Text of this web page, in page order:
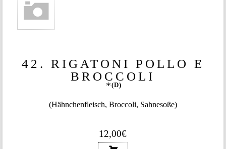
42. RIGATONI POLLO E
BROCCOLI
D
12,00€
(Hähnchenfleisch, Broccoli, Sahnesoße)